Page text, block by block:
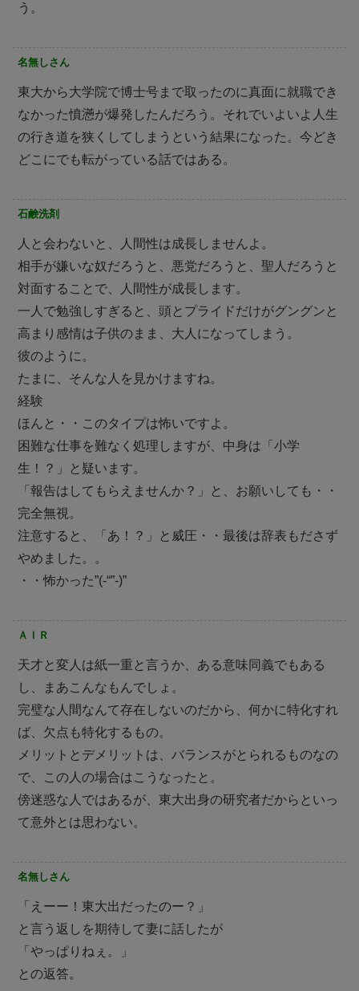
う。
名無しさん
東大から大学院で博士号まで取ったのに真面に就職でき
なかった憤懣が爆発したんだろう。それでいよいよ人生
の行き道を狭くしてしまうという結果になった。今どき
どこにでも転がっている話ではある。
石鹸洗剤
人と会わないと、人間性は成長しませんよ。
相手が嫌いな奴だろうと、悪党だろうと、聖人だろうと
対面することで、人間性が成長します。
一人で勉強しすぎると、頭とプライドだけがグングンと
高まり感情は子供のまま、大人になってしまう。
彼のように。
たまに、そんな人を見かけますね。
経験
ほんと・・このタイプは怖いですよ。
困難な仕事を難なく処理しますが、中身は「小学
生！？」と疑います。
「報告はしてもらえませんか？」と、お願いしても・・
完全無視。
注意すると、「あ！？」と威圧・・最後は辞表もださず
やめました。。
・・怖かった”(-“”-)”
ＡＩＲ
天才と変人は紙一重と言うか、ある意味同義でもある
し、まあこんなもんでしょ。
完璧な人間なんて存在しないのだから、何かに特化すれ
ば、欠点も特化するもの。
メリットとデメリットは、バランスがとられるものなの
で、この人の場合はこうなったと。
傍迷惑な人ではあるが、東大出身の研究者だからといっ
て意外とは思わない。
名無しさん
「えーー！東大出だったのー？」
と言う返しを期待して妻に話したが
「やっぱりねぇ。」
との返答。